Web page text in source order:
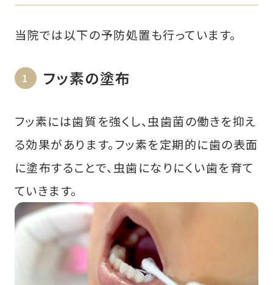
当院では以下の予防処置も行っています。
フッ素の塗布
フッ素には歯質を強くし、虫歯菌の働きを抑え
る効果があります。フッ素を定期的に歯の表面
に塗布することで、虫歯になりにくい歯を育て
ていきます。